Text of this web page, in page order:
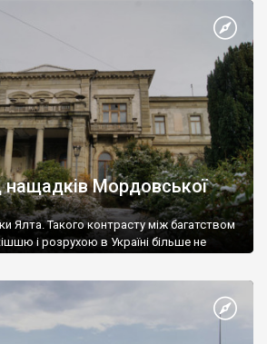
Мордовської
Ялта. Такого контрасту між багатством
і розрухою в Україні більше не